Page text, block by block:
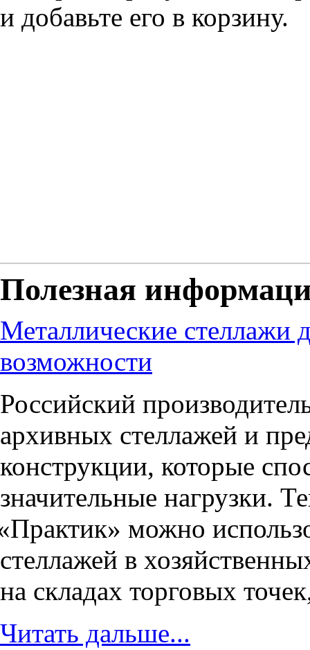
и добавьте его в корзину.
Полезная
Металлические стеллажи
возможности
Российский
архивных стеллажей и
конструкции, которые
значительные нагрузки.
Практик» можно
стеллажей в
на складах торговых
Читать дальше...